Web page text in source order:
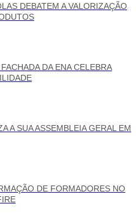
DEBATEM A VALORIZAÇÃO
DA ENA CELEBRA
A SUA ASSEMBLEIA GERAL EM
DE FORMADORES NO